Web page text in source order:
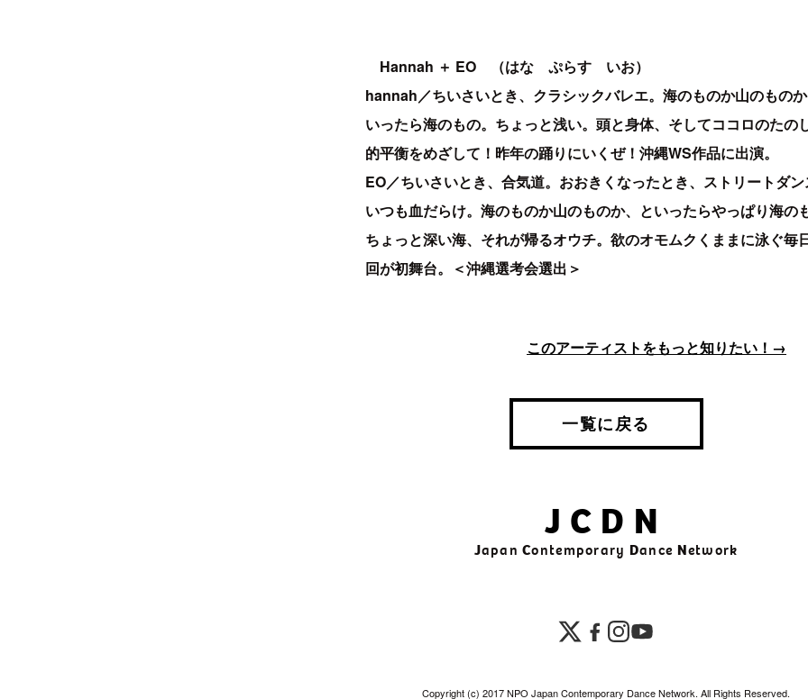
Hannah ＋ EO （はな ぷらす いお）
hannah／ちいさいとき、クラシックバレエ。海のものか山のもの
いったら海のもの。ちょっと浅い。頭と身体、そしてココロのたの
的平衡をめざして！昨年の踊りにいくぜ！沖縄WS作品に出演。
EO／ちいさいとき、合気道。おおきくなったとき、ストリートダ
いつも血だらけ。海のものか山のものか、といったらやっぱり海の
ちょっと深い海、それが帰るオウチ。欲のオモムクくままに泳ぐ毎
回が初舞台。＜沖縄選考会選出＞
このアーティストをもっと知りたい！→
一覧に戻る
JCDN
JapanContemporary Dance Network
Copyright (c) 2017 NPO Japan Contemporary Dance Network. All Rights Reserved.